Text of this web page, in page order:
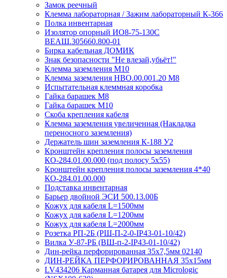
Замок реечный
Клемма лабораторная / Зажим лабораторный К-366
Полка инвентарная
Изолятор опорный ИО8-75-130С
ВЕАШ.305660.800-01
Бирка кабельная ДОМИК
Знак безопасности "Не влезай,убьёт!"
Клемма заземления М10
Клемма заземления НВО.00.001.20 М8
Испытательная клеммная коробка
Гайка барашек М8
Гайка барашек М10
Скоба крепления кабеля
Клемма заземления увеличенная (Накладка
переносного заземления)
Держатель шин заземления К-188 У2
Кронштейн крепления полосы заземления
КО-284.01.00.000 (под полосу 5х55)
Кронштейн крепления полосы заземления 4*40
КО-284.01.00.000
Подставка инвентарная
Барьер двойной ЭСИ 500.13.00Б
Кожух для кабеля L=1500мм
Кожух для кабеля L=1200мм
Кожух для кабеля L=2000мм
Розетка РП-2Б (РШ-П-2-0-IР43-01-10/42)
Вилка У-87-РБ (ВШ-п-2-IP43-01-10/42)
Дин-рейка перфорированная 35х7,5мм 02140
ДИН-РЕЙКА ПЕРФОРИРОВАННАЯ 35х15мм
LV434206 Карманная батарея для Micrologic